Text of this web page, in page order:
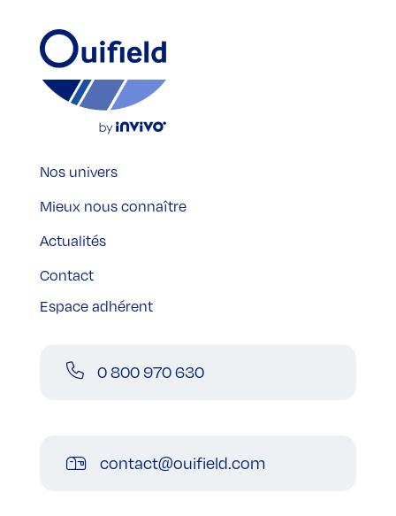
Nos univers
Mieux nous connaître
Actualités
Contact
Espace adhérent
0 800 970 630
contact@ouifield.com